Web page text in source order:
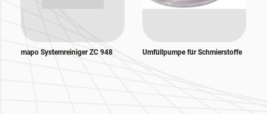
mapo Systemreiniger ZC 948 Umfüllpumpe für Schmierstoffe